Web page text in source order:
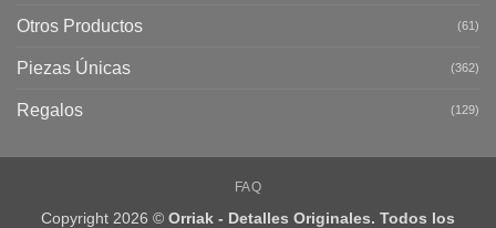
Otros Productos (61)
Piezas Únicas (362)
Regalos (129)
FAQ
Copyright 2026 © Orriak - Detalles Originales. Todos los